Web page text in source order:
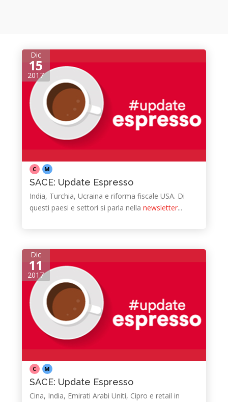
Dic
15
2017
C M
SACE: Update Espresso
India, Turchia, Ucraina e riforma fiscale USA. Di
questi paesi e settori si parla nella newsletter...
Dic
11
2017
C M
SACE: Update Espresso
Cina, India, Emirati Arabi Uniti, Cipro e retail in